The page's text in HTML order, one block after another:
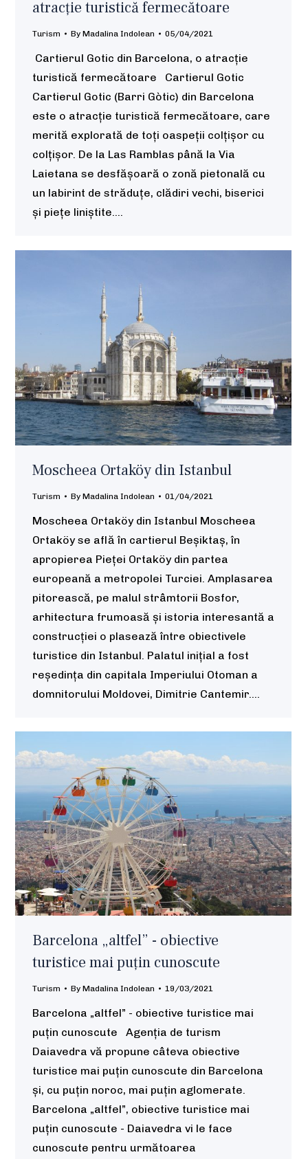
atracție turistică fermecătoare
Turism ByMadalina Indolean 05/04/2021
Cartierul Gotic din Barcelona, o atracție
turistică fermecătoare Cartierul Gotic
Cartierul Gotic (Barri Gòtic) din Barcelona
este o atracție turistică fermecătoare, care
merită explorată de toți oaspeții colțișor cu
colțișor. De la Las Ramblas până la Via
Laietana se desfășoară o zonă pietonală cu
un labirint de străduțe, clădiri vechi, biserici
și piețe liniștite.…
Moscheea Ortaköy din Istanbul
Turism ByMadalina Indolean 01/04/2021
Moscheea Ortaköy din Istanbul Moscheea
Ortaköy se află în cartierul Beșiktaș, în
apropierea Pieței Ortaköy din partea
europeană a metropolei Turciei. Amplasarea
pitorească, pe malul strâmtorii Bosfor,
arhitectura frumoasă și istoria interesantă a
construcției o plasează între obiectivele
turistice din Istanbul. Palatul inițial a fost
reședința din capitala Imperiului Otoman a
domnitorului Moldovei, Dimitrie Cantemir.…
Barcelona „altfel” - obiective
turistice mai puțin cunoscute
Turism ByMadalina Indolean 19/03/2021
Barcelona „altfel” - obiective turistice mai
puțin cunoscute Agenția de turism
Daiavedra vă propune câteva obiective
turistice mai puțin cunoscute din Barcelona
și, cu puțin noroc, mai puțin aglomerate.
Barcelona „altfel”, obiective turistice mai
puțin cunoscute - Daiavedra vi le face
cunoscute pentru următoarea